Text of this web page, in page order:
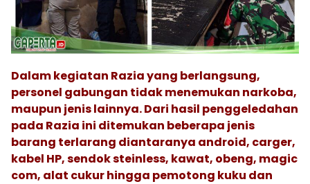
Dalam kegiatan Razia yang berlangsung,
personel gabungan tidak menemukan narkoba,
maupun jenis lainnya. Dari hasil penggeledahan
pada Razia ini ditemukan beberapa jenis
barang terlarang diantaranya android, carger,
kabel HP, sendok steinless, kawat, obeng, magic
com, alat cukur hingga pemotong kuku dan